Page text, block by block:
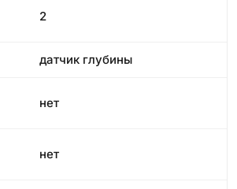
2
датчик глубины
нет
нет